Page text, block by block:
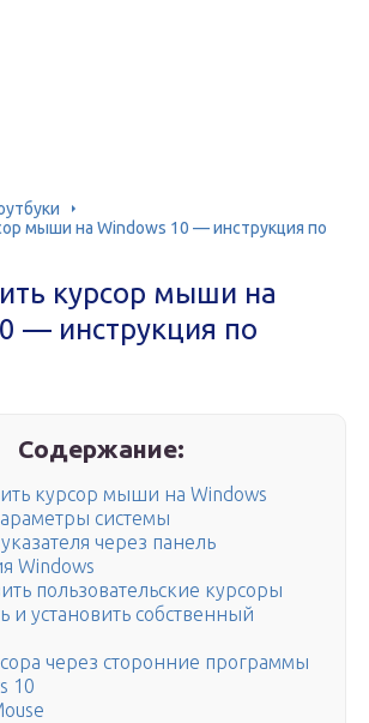
мыши на Windows 10 — инструкция по
курсор мыши на
— инструкция по
Содержание:
курсор мыши на Windows
системы
через панель
Windows
пользовательские курсоры
и установить собственный
через сторонние программы
10